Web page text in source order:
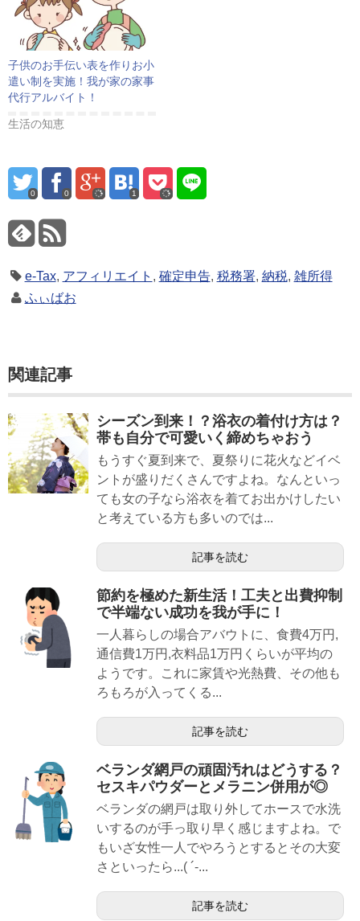
子供のお手伝い表を作りお小
遣い制を実施！我が家の家事
代行アルバイト！
生活の知恵
0 0 1
e-Tax, アフィリエイト , 確定申告, 税務署, 納税, 雑所得
ふぃばお
関連記事
シーズン到来！？浴衣の着付け方は？
帯も自分で可愛いく締めちゃおう
もうすぐ夏到来で、夏祭りに花火などイベ
ントが盛りだくさんですよね。なんといっ
ても女の子なら浴衣を着てお出かけしたい
と考えている方も多いのでは...
記事を読む
節約を極めた新生活！工夫と出費抑制
で半端ない成功を我が手に！
一人暮らしの場合アバウトに、食費4万円,
通信費1万円,衣料品1万円くらいが平均の
ようです。これに家賃や光熱費、その他も
ろもろが入ってくる...
記事を読む
ベランダ網戸の頑固汚れはどうする？
セスキパウダーとメラニン併用が◎
ベランダの網戸は取り外してホースで水洗
いするのが手っ取り早く感じますよね。で
もいざ女性一人でやろうとするとその大変
さといったら...( ´-...
記事を読む